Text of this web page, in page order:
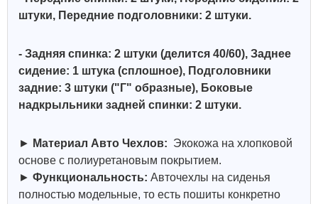
штуки, Передние подголовники: 2 штуки.
- Задняя спинка: 2 штуки (делится 40/60), Заднее
сидение: 1 штука (сплошное), Подголовники
задние: 3 штуки ("Г" образные), Боковые
надкрыльники задней спинки: 2 штуки.
► Материал Авто Чехлов: Экокожа на хлопковой
основе с полиуретановым покрытием.
► Функциональность: Авточехлы на сиденья
полностью модельные, то есть пошиты конкретно